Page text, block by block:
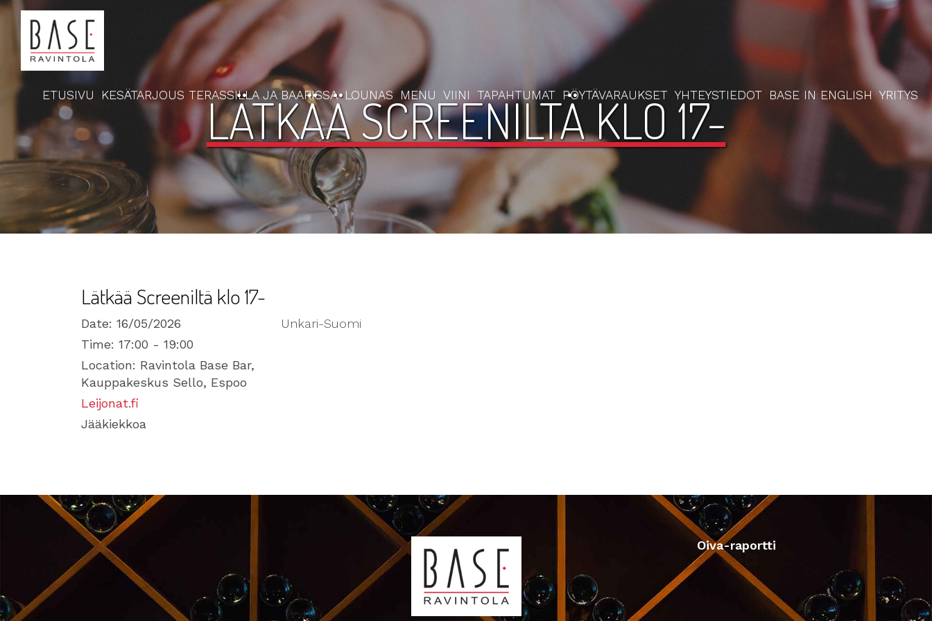
ETUSIVU KESÄTARJOUS TERASSILLA JA BAARISSA LOUNAS MENU VIINI TAPAHTUMAT PÖYTÄVARAUKSET YHTEYSTIEDOT BASE IN ENGLISH YRITYS
LÄTKÄÄ SCREENILTÄ KLO 17-
Lätkää Screeniltä klo 17-
Date: 16/05/2026
Time: 17:00 - 19:00
Location: Ravintola Base Bar,
Kauppakeskus Sello, Espoo
Leijonat.fi
Jääkiekkoa
Unkari-Suomi
Oiva-raportti